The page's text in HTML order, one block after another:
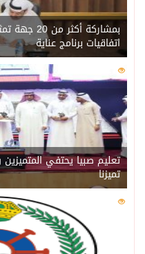
بمشاركة
اتفاقيات برنامج عناية
217
تعليم صبيا يحتفي
تميزنا
211